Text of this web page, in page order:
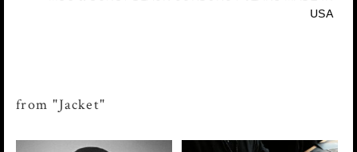
USA
from "Jacket"